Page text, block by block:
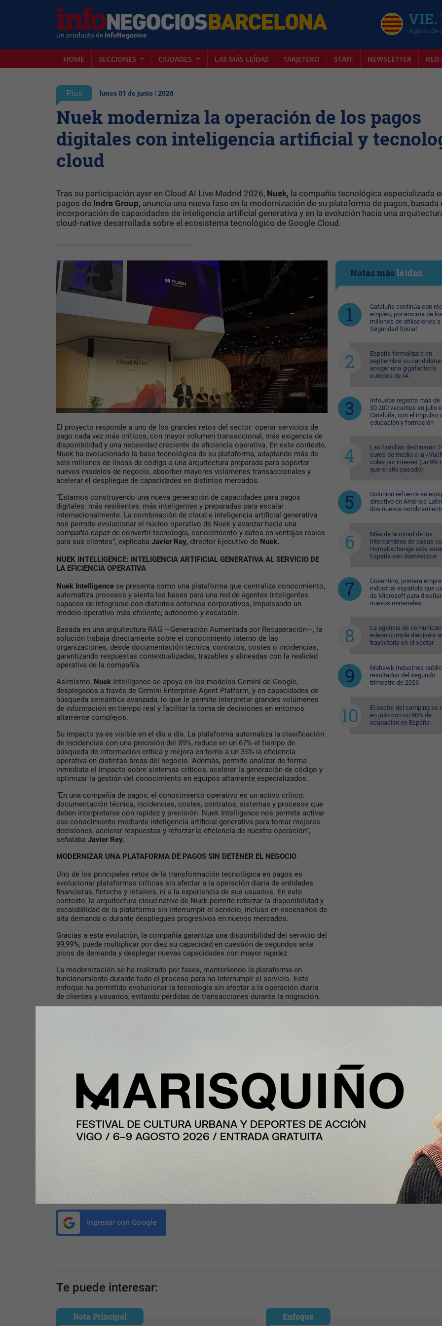
Un producto de InfoNegocios
VIE.
Agosto de
HOME SECCIONES CIUDADES LAS MÁS LEÍDAS TARJETERO STAFF NEWSLETTER RED
Plus lunes 01 de junio | 2026
Nuek moderniza la operación de los pagos
digitales con inteligencia artificial y
cloud
Tras su participación ayer en Cloud AI Live Madrid 2026, Nuek, la compañía tecnológica especializada
pagos de Indra Group, anuncia una nueva fase en la modernización de su plataforma de pagos, basada
incorporación de capacidades de inteligencia artificial generativa y en la evolución hacia una
cloud-native desarrollada sobre el ecosistema tecnológico de Google Cloud.
El proyecto responde a uno de los grandes retos del sector: operar servicios de
pago cada vez más críticos, con mayor volumen transaccional, más exigencia de
disponibilidad y una necesidad creciente de eficiencia operativa. En este contexto,
Nuek ha evolucionado la base tecnológica de su plataforma, adaptando más de
seis millones de líneas de código a una arquitectura preparada para soportar
nuevos modelos de negocio, absorber mayores volúmenes transaccionales y
acelerar el despliegue de capacidades en distintos mercados.
“Estamos construyendo una nueva generación de capacidades para pagos
digitales: más resilientes, más inteligentes y preparadas para escalar
internacionalmente. La combinación de cloud e inteligencia artificial generativa
nos permite evolucionar el núcleo operativo de Nuek y avanzar hacia una
compañía capaz de convertir tecnología, conocimiento y datos en ventajas reales
para sus clientes”, explicaba Javier Rey, director Ejecutivo de Nuek.
NUEK INTELLIGENCE: INTELIGENCIA ARTIFICIAL GENERATIVA AL SERVICIO DE
LA EFICIENCIA OPERATIVA
Nuek Intelligence se presenta como una plataforma que centraliza conocimiento,
automatiza procesos y sienta las bases para una red de agentes inteligentes
capaces de integrarse con distintos entornos corporativos, impulsando un
modelo operativo más eficiente, autónomo y escalable.
Basada en una arquitectura RAG —Generación Aumentada por Recuperación—, la
solución trabaja directamente sobre el conocimiento interno de las
organizaciones, desde documentación técnica, contratos, costes o incidencias,
garantizando respuestas contextualizadas, trazables y alineadas con la realidad
operativa de la compañía.
Asimismo, Nuek Intelligence se apoya en los modelos Gemini de Google,
desplegados a través de Gemini Enterprise Agent Platform, y en capacidades de
búsqueda semántica avanzada, lo que le permite interpretar grandes volúmenes
de información en tiempo real y facilitar la toma de decisiones en entornos
altamente complejos.
Su impacto ya es visible en el día a día. La plataforma automatiza la clasificación
de incidencias con una precisión del 89%, reduce en un 67% el tiempo de
búsqueda de información crítica y mejora en torno a un 35% la eficiencia
operativa en distintas áreas del negocio. Además, permite analizar de forma
inmediata el impacto sobre sistemas críticos, acelerar la generación de código y
optimizar la gestión del conocimiento en equipos altamente especializados.
“En una compañía de pagos, el conocimiento operativo es un activo crítico:
documentación técnica, incidencias, costes, contratos, sistemas y procesos que
deben interpretarse con rapidez y precisión. Nuek Intelligence nos permite activar
ese conocimiento mediante inteligencia artificial generativa para tomar mejores
decisiones, acelerar respuestas y reforzar la eficiencia de nuestra operación”,
señalaba Javier Rey.
MODERNIZAR UNA PLATAFORMA DE PAGOS SIN DETENER EL NEGOCIO
Uno de los principales retos de la transformación tecnológica en pagos es
evolucionar plataformas críticas sin afectar a la operación diaria de entidades
financieras, fintechs y retailers, ni a la experiencia de sus usuarios. En este
contexto, la arquitectura cloud-native de Nuek permite reforzar la disponibilidad y
escalabilidad de la plataforma sin interrumpir el servicio, incluso en escenarios de
alta demanda o durante despliegues progresivos en nuevos mercados.
Gracias a esta evolución, la compañía garantiza una disponibilidad del servicio del
99,99%, puede multiplicar por diez su capacidad en cuestión de segundos ante
picos de demanda y desplegar nuevas capacidades con mayor rapidez.
La modernización se ha realizado por fases, manteniendo la plataforma en
funcionamiento durante todo el proceso para no interrumpir el servicio. Este
enfoque ha permitido evolucionar la tecnología sin afectar a la operación diaria
de clientes y usuarios, evitando pérdidas de transacciones durante la migración.
cloud-native de nuestra plataforma nos permite modernizar el negocio sin
dato”, añadía el ejecutivo de
Nuek(Indra Group).
El desarrollo deNuek Intelligence se enmarca en la colaboración que
Google Cloudvienen manteniendo durante los últimos años para acelerar la
modernización tecnológica de negocios críticos mediante cloud, inteligencia
artificial y arquitecturas de nueva generación.
Tu opinión enriquece este artículo:
Ingresar con Google
Notas másleídas
Cataluña continúa con
empleo, por encima de
millones de afiliaciones a
Seguridad Social
España formalizará en
septiembre su
acoger una gigafactoría
europea de IA
InfoJobs registra más de
50.200 vacantes en julio
Cataluña, con el impulso
educación y formación
Las familias destinarán
euros de media a la
cole» por internet (un 9%
que el año pasado)
Solunion refuerza su
directivo en América
dos nuevos
Más de la mitad de los
intercambios de casas
HomeExchange este
España son domésticos
Cosentino, primera
industrial española que
de Microsoft para diseñar
nuevos materiales
La agencia de
edeon cumple dieciséis
trayectoria en el sector
Mohawk Industries
resultados del segundo
trimestre de 2026
El sector del camping se
en julio con un 90% de
ocupación en España
Te puede interesar:
Nota Principal Enfoque